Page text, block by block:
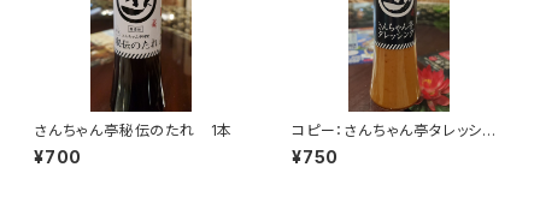
さんちゃん亭秘伝のたれ 1本
¥700
コピー：さんちゃん亭タレッシン
グ 1本
¥750